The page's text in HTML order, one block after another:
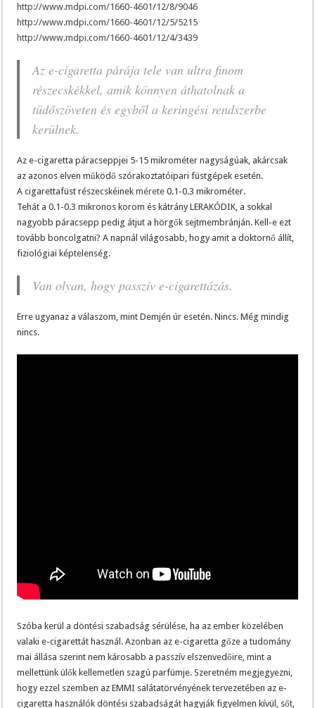
http://www.mdpi.com/1660-4601/12/8/9046
http://www.mdpi.com/1660-4601/12/5/5215
http://www.mdpi.com/1660-4601/12/4/3439
Az e-cigaretta párája tele van ultra finom
részecskékkel, amik könnyen áthatolnak a
tüdőszöveten és egyből a keringési rendszerbe
kerülnek.
Az e-cigaretta páracseppjei 5-15 mikrométer nagyságúak, akárcsak
az azonos elven működő szórakoztatóipari füstgépek esetén.
A cigarettafüst részecskéinekmérete 0.1-0.3 mikrométer.
Tehát a 0.1-0.3 mikronos korom és kátrány LERAKÓDIK, a sokkal
nagyobb páracsepp pedig átjut a hörgők sejtmembránján. Kell-e ezt
tovább boncolgatni? A napnál világosabb, hogy amit a doktornő állít,
fiziológiai képtelenség.
Van olyan, hogy passzív e-cigarettázás.
Erre ugyanaz a válaszom, mint Demjén úr esetén. Nincs. Még mindig
nincs.
Szóba kerül a döntési szabadság sérülése, ha az ember közelében
valaki e-cigarettát használ. Azonban az e-cigaretta gőze a tudomány
mai állása szerint nem károsabb a passzív elszenvedőire, mint a
mellettünk ülők kellemetlen szagú parfümje. Szeretném megjegyezni,
hogy ezzel szemben az EMMI salátatörvényének tervezetében az e-
cigaretta használók döntési szabadságát hagyják figyelmen kívül, sőt,